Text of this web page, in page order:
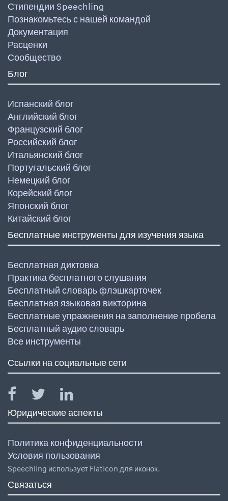
Стипендии Speechling
Познакомьтесь с нашей командой
Документация
Расценки
Сообщество
Блог
Испанский блог
Английский блог
Французский блог
Российский блог
Итальянский блог
Португальский блог
Немецкий блог
Корейский блог
Японский блог
Китайский блог
Бесплатные инструменты для изучения языка
Бесплатная диктовка
Практика бесплатного слушания
Бесплатный словарь флэшкарточек
Бесплатная языковая викторина
Бесплатные упражнения на заполнение пробела
Бесплатный аудио словарь
Все инструменты
Ссылки на социальные сети
Юридические аспекты
Политика конфиденциальности
Условия пользования
Speechling использует Flaticon для иконок.
Связаться